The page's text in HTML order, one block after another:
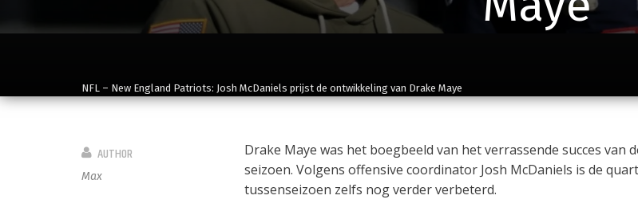
NFL – New England Patriots: Josh McDaniels prijst de ontwikkeling van Drake Maye
Drake Maye was het boegbeeld van het verrassende succes van
seizoen. Volgens offensive coordinator Josh McDaniels is de
tussenseizoen zelfs nog verder verbeterd.
AUTHOR
Max